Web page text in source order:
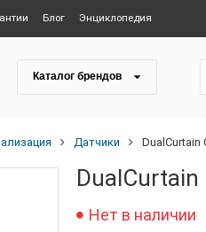
Блог Энциклопедия
Каталог брендов
Датчики DualCurtain
Нет в наличии